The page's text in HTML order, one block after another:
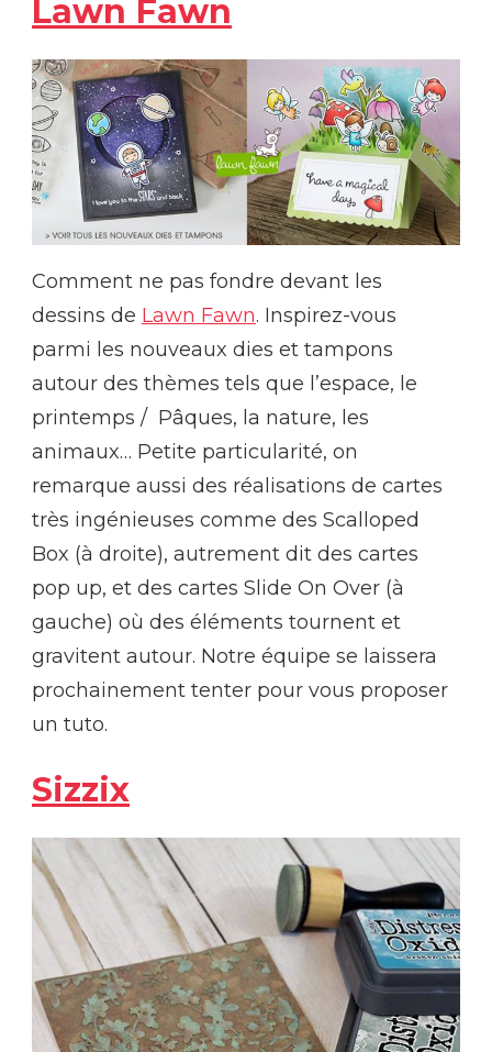
Lawn Fawn
Comment ne pas fondre devant les
dessins de Lawn Fawn. Inspirez-vous
parmi les nouveaux dies et tampons
autour des thèmes tels que l’espace, le
printemps / Pâques, la nature, les
animaux… Petite particularité, on
remarque aussi des réalisations de cartes
très ingénieuses comme des Scalloped
Box (à droite), autrement dit des cartes
pop up, et des cartes Slide On Over (à
gauche) où des éléments tournent et
gravitent autour. Notre équipe se laissera
prochainement tenter pour vous proposer
un tuto.
Sizzix